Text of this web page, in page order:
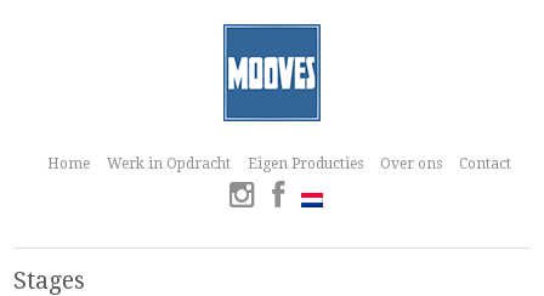
Home Werk in Opdracht Eigen Producties Over ons Contact
Stages